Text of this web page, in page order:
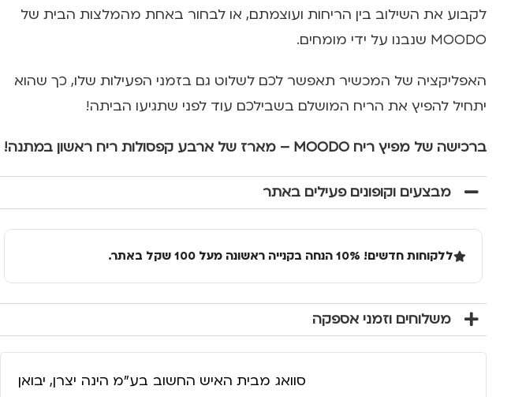
לקבוע את השילוב בין הריחות ועוצמתם, או לבחור באחת מהמלצות הבית של
MOODO שנבנו על ידי מומחים.
האפליקציה של המכשיר תאפשר לכם לשלוט גם בזמני הפעילות שלו, כך שהוא
יתחיל להפיץ את הריח המושלם בשבילכם עוד לפני שתגיעו הביתה!
ברכישה של מפיץ ריח MOODO – מארז של ארבע קפסולות ריח ראשון במתנה!
מבצעים וקופונים פעילים באתר
ללקוחות חדשים! 10% הנחה בקנייה ראשונה מעל 100 שקל באתר.
משלוחים וזמני אספקה
סוואג מבית האיש החשוב בע״מ הינה יצרן, יבואן